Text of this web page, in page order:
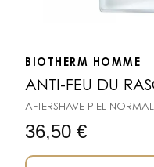
BIOTHERM HOMME
ANTI-FEU DU
AFTERSHAVE PIEL NORMAL
36,50 €